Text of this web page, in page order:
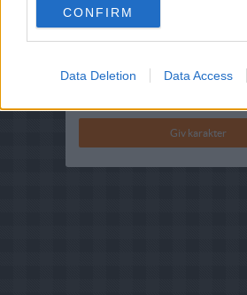
CONFIRM
Data Deletion Data Access
Bedøm retten
Brugernes vurdering:
Din vurdering: